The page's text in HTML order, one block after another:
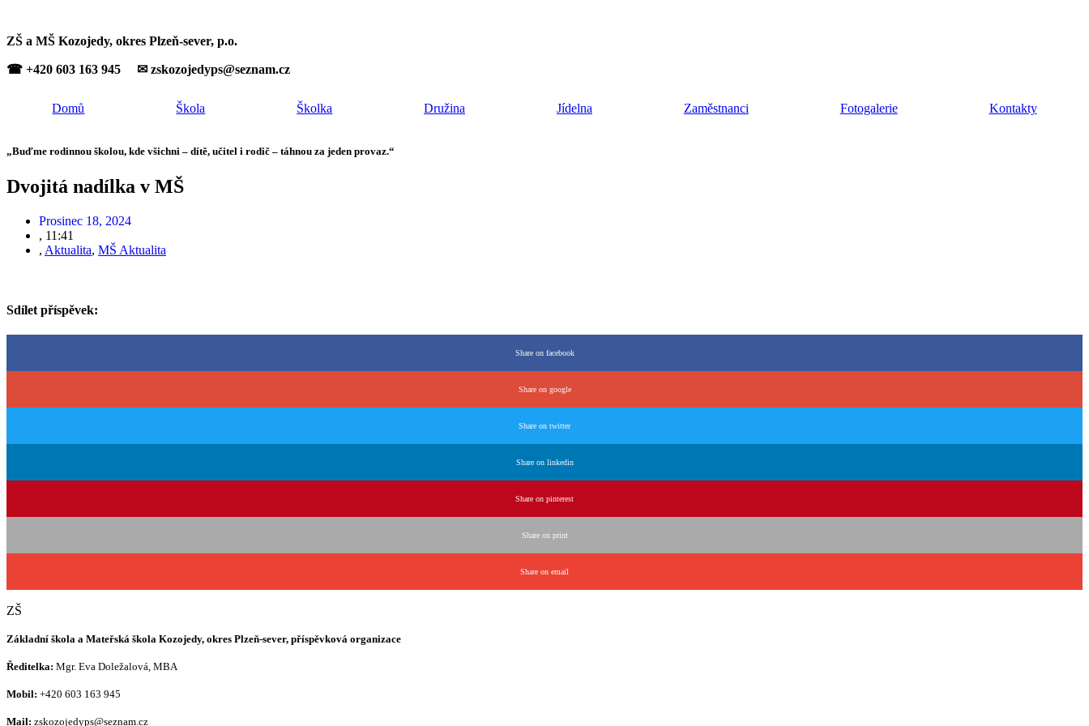
ZŠ a MŠ Kozojedy, okres Plzeň-sever, p.o.
☎ +420 603 163 945 ✉ zskozojedyps@seznam.cz
Domů Škola Školka Družina Jídelna Zaměstnanci Fotogalerie Kontakty
„Buďme rodinnou školou, kde všichni – dítě, učitel i rodič – táhnou za jeden provaz.“
Dvojitá nadílka v MŠ
Prosinec 18, 2024
, 11:41
, Aktualita, MŠ Aktualita
Sdílet příspěvek:
Share on facebook
Share on google
Share on twitter
Share on linkedin
Share on pinterest
Share on print
Share on email
ZŠ
Základní škola a Mateřská škola Kozojedy, okres Plzeň-sever, příspěvková organizace
Ředitelka: Mgr. Eva Doležalová, MBA
Mobil: +420 603 163 945
Mail: zskozojedyps@seznam.cz